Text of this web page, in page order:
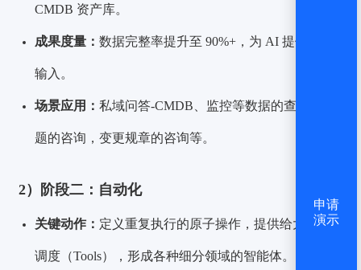
CMDB 资产库。
成果度量：数据完整率提升至 90%+，为 AI 提供可用
输入。
场景应用：私域问答-CMDB、监控等数据的查询，问
题的咨询，变更规章的咨询等。
2）阶段二：自动化
关键动作： 定义重复执行的原子操作，提供给大模型
调度（Tools），形成各种细分领域的智能体。
申请
演示